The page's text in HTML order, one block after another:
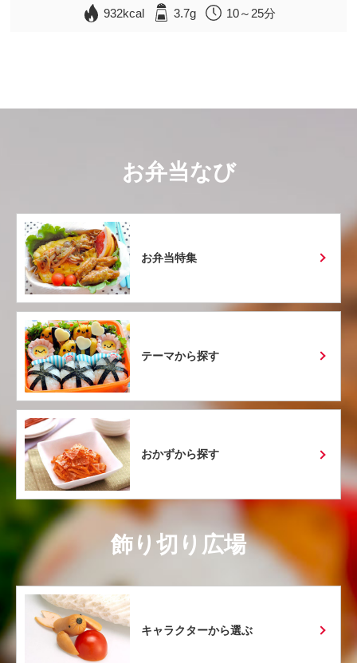
932kcal 3.7g 10～25分
お弁当なび
お弁当特集
テーマから探す
おかずから探す
飾り切り広場
キャラクターから選ぶ